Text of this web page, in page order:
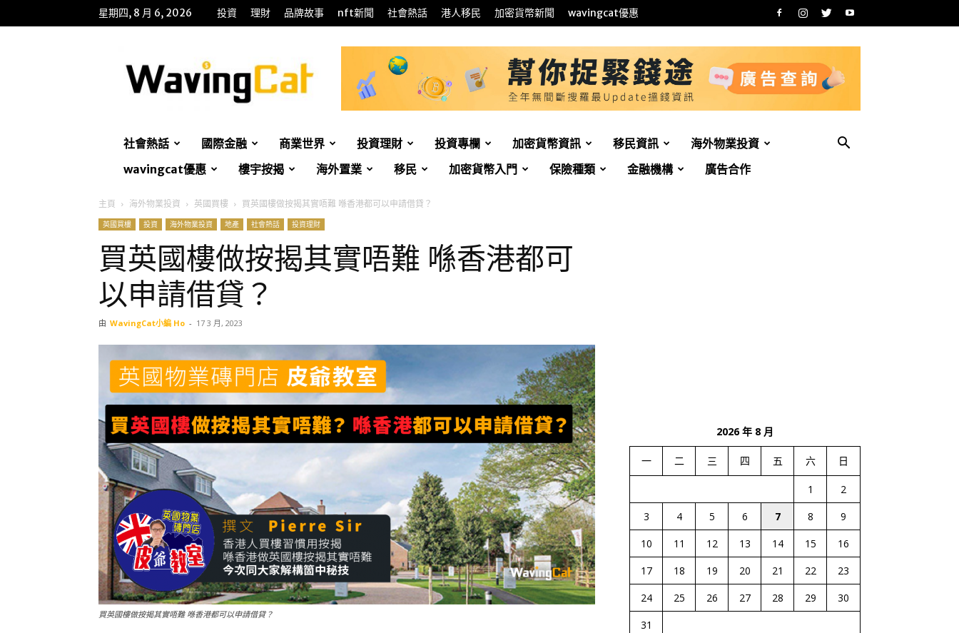
星期四, 8 月 6, 2026 投資 理財 品牌故事 nft新聞 社會熱話 港人移民 加密貨幣新聞 wavingcat優惠
招
財
貓
社會熱話 國際金融 商業世界 投資理財 投資專欄 加密貨幣資訊 移民資訊
海外物業投資
wavingcat優惠
樓宇按揭 海外置業 移民 加密貨幣入門 保險種類 金融機構 廣告合作
主頁 海外物業投資 英國買樓 買英國樓做按揭其實唔難 喺香港都可以申請借貸？
英國買樓 投資 海外物業投資 地產 社會熱話 投資理財
買英國樓做按揭其實唔難 喺香港都可
以申請借貸？
由 WavingCat小編 Ho - 17 3 月, 2023
買英國樓做按揭其實唔難 喺香港都可以申請借貸？
2026 年 8 月
一 二 三 四 五 六 日
1
2
3
4 5 6 7 8
9
10
11 12 13 14 15
16
17
18 19 20 21 22
23
24
25 26 27 28 29
30
31